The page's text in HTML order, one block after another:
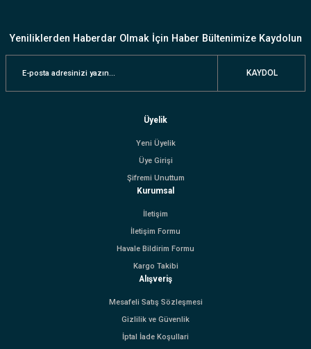
Yeniliklerden Haberdar Olmak İçin Haber Bültenimize Kaydolun
KAYDOL
Üyelik
Yeni Üyelik
Üye Girişi
Şifremi Unuttum
Kurumsal
İletişim
İletişim Formu
Havale Bildirim Formu
Kargo Takibi
Alışveriş
Mesafeli Satış Sözleşmesi
Gizlilik ve Güvenlik
İptal İade Koşullari